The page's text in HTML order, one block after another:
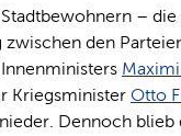
–
den
Kriegsminister Otto
Dennoch